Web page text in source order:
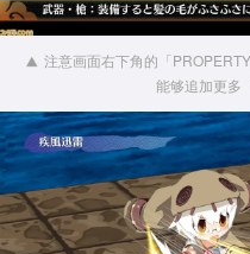
注意画面右下角的「
能够追加更多